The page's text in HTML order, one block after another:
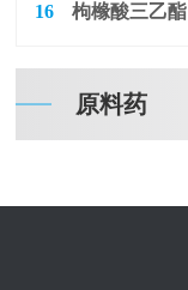
16 枸橼酸三乙酯
原料药